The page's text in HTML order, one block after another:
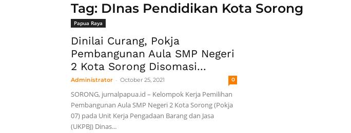
Tag: DInas Pendidikan Kota Sorong
Papua Raya
Dinilai Curang, Pokja
Pembangunan Aula SMP Negeri
2 Kota Sorong Disomasi...
Administrator - October 25, 2021 0
SORONG, jurnalpapua.id – Kelompok Kerja Pemilihan
Pembangunan Aula SMP Negeri 2 Kota Sorong (Pokja
07) pada Unit Kerja Pengadaan Barang dan Jasa
(UKPBJ) Dinas...